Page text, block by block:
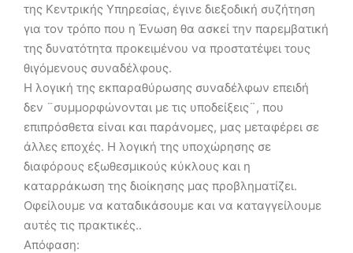
της Κεντρικής Υπηρεσίας, έγινε διεξοδική συζήτηση
για τον τρόπο που η Ένωση θα ασκεί την παρεμβατική
της δυνατότητα προκειμένου να προστατέψει τους
θιγόμενους συναδέλφους.
Η λογική της εκπαραθύρωσης συναδέλφων επειδή
δεν ¨συμμορφώνονται με τις υποδείξεις¨, που
επιπρόσθετα είναι και παράνομες, μας μεταφέρει σε
άλλες εποχές. Η λογική της υποχώρησης σε
διαφόρους εξωθεσμικούς κύκλους και η
καταρράκωση της διοίκησης μας προβληματίζει.
Οφείλουμε να καταδικάσουμε και να καταγγείλουμε
αυτές τις πρακτικές..
Απόφαση: